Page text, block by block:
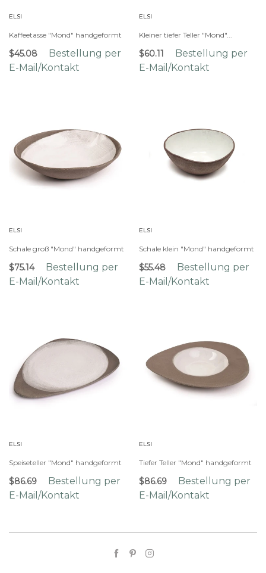
ELSI
Kaffeetasse "Mond" handgeformt
$45.08
Bestellung per
E-Mail/Kontakt
ELSI
Kleiner tiefer Teller "Mond"...
$60.11
Bestellung per
E-Mail/Kontakt
ELSI
Schale groß "Mond" handgeformt
$75.14
Bestellung per
E-Mail/Kontakt
ELSI
Schale klein "Mond" handgeformt
$55.48
Bestellung per
E-Mail/Kontakt
ELSI
Speiseteller "Mond" handgeformt
$86.69
Bestellung per
E-Mail/Kontakt
ELSI
Tiefer Teller "Mond" handgeformt
$86.69
Bestellung per
E-Mail/Kontakt